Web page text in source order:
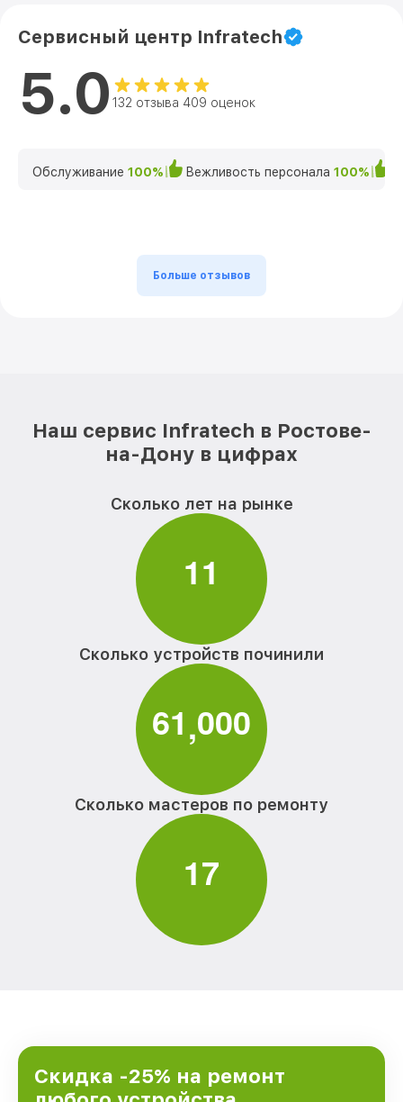
Сервисный центр Infratech
5.0 132 отзыва 409 оценок
Обслуживание 100% Вежливость персонала 100%
Больше отзывов
Наш сервис Infratech в Ростове-
на-Дону в цифрах
Сколько лет на рынке
11
Сколько устройств починили
61,000
Сколько мастеров по ремонту
17
Скидка -25% на ремонт